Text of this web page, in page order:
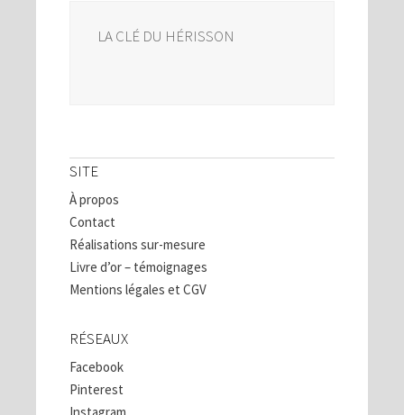
LA CLÉ DU HÉRISSON
SITE
À propos
Contact
Réalisations sur-mesure
Livre d’or – témoignages
Mentions légales et CGV
RÉSEAUX
Facebook
Pinterest
Instagram